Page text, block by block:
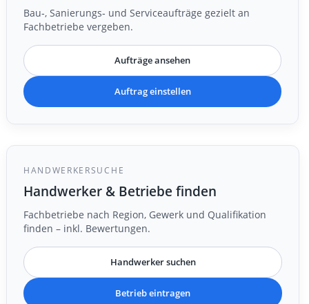
Bau‑, Sanierungs‑ und Serviceaufträge gezielt an
Fachbetriebe vergeben.
Aufträge ansehen
Auftrag einstellen
HANDWERKERSUCHE
Handwerker & Betriebe finden
Fachbetriebe nach Region, Gewerk und Qualifikation
finden – inkl. Bewertungen.
Handwerker suchen
Betrieb eintragen